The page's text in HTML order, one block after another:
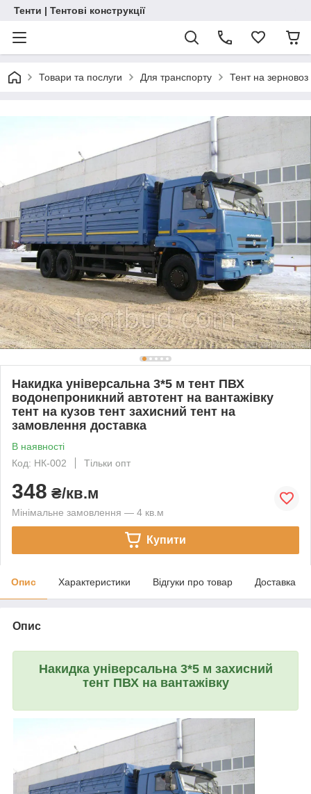
Тенти | Тентові конструкції
Товари та послуги Для транспорту Тент на зерновоз
Накидка універсальна 3*5 м тент ПВХ
водонепроникний автотент на вантажівку
тент на кузов тент захисний тент на
замовлення доставка
В наявності
Код: НК-002
Тільки опт
348 ₴/кв.м
Мінімальне замовлення — 4 кв.м
Купити
Опис Характеристики Відгуки про товар Доставка
Опис
Накидка універсальна 3*5 м захисний
тент ПВХ на вантажівку